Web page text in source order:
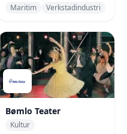
Maritim Verkstadindustri
Bømlo Teater
Kultur